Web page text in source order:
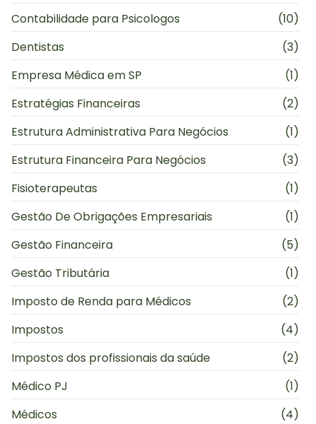
Contabilidade para Psicologos
(10)
Dentistas
(3)
Empresa Médica em SP
(1)
Estratégias Financeiras
(2)
Estrutura Administrativa Para Negócios
(1)
Estrutura Financeira Para Negócios
(3)
Fisioterapeutas
(1)
Gestão De Obrigações Empresariais
(1)
Gestão Financeira
(5)
Gestão Tributária
(1)
Imposto de Renda para Médicos
(2)
Impostos
(4)
Impostos dos profissionais da saúde
(2)
Médico PJ
(1)
Médicos
(4)